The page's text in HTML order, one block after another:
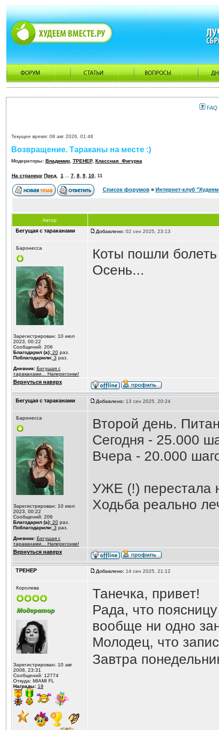
FAQ
Текущее время: 08 авг 2026, 01:46
Возвращение. Тараканы на месте :)
Модераторы: Владимир, ТРЕНЕР, Классная_Фигурка
На страницу Пред. 1 7, 8, 9, 10, 11
Список форумов» Интернет-клуб
Автор
Бегущая с тараканами Добавлено:02 сен 2025, 23:13
Баронесса
Зарегистрирован: 10 июл
2023, 00:22
Сообщений: 206
Благодарил (а):20раз.
Поблагодарили:3 раз.
Дневник: Бегущая с
тараканами... Наперегонки!
Коты пошли болеть
Осень...
Вернуться наверх
Бегущая с тараканами Добавлено:13 сен 2025, 20:24
Баронесса
Зарегистрирован: 10 июл
2023, 00:22
Сообщений: 206
Благодарил (а):20раз.
Поблагодарили:3 раз.
Дневник: Бегущая с
тараканами... Наперегонки!
Второй день.
Сегодня - 25.000
Вчера - 20.000
УЖЕ (!) перестала
Ходьба реально
Вернуться наверх
ТРЕНЕР Добавлено:14 сен 2025, 21:12
Королева
Зарегистрирован: 10 авг
2008, 23:31
Сообщений: 12774
Откуда: MIAMI FL
Награды: 19
Танечка, привет!
Рада, что
вообще ни одно
Молодец, что
Завтра